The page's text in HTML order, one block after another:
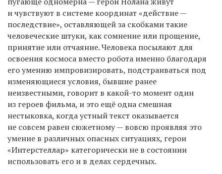
и чувствуют в системе координат «действие —
последствие», оставляющей за скобками такие
человеческие штуки, как сомнение или прощение,
принятие или отчаяние. Человека посылают для
освоения космоса вместо робота именно благодаря
его умению импровизировать, подстраиваться под
изменяющиеся условия, бывшие ранее
неизвестными, говорит в какой-то момент один
из героев фильма, и это ещё одна смешная
нестыковка, когда устный текст оказывается
не совсем равен сюжетному — вовсю проявляя это
умение в различных опасных ситуациях, герои
«Интерстеллар» категорически не в состоянии
использовать его и в делах сердечных.